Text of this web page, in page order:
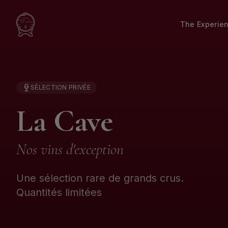
The
SÉLECTION PRIVÉE
La Cave
Nos vins d'exception
Une sélection rare de grands crus.
Quantités limitées